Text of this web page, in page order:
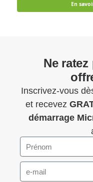
En
Ne
Inscrivez-vous
et recevez
démarrage